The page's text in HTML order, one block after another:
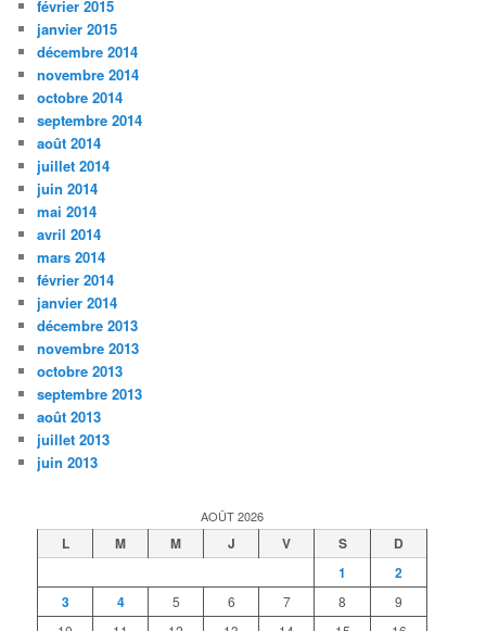
février 2015
janvier 2015
décembre 2014
novembre 2014
octobre 2014
septembre 2014
août 2014
juillet 2014
juin 2014
mai 2014
avril 2014
mars 2014
février 2014
janvier 2014
décembre 2013
novembre 2013
octobre 2013
septembre 2013
août 2013
juillet 2013
juin 2013
AOÛT 2026
L M M J V S
D
1
2
3
4 5 6 7 8
9